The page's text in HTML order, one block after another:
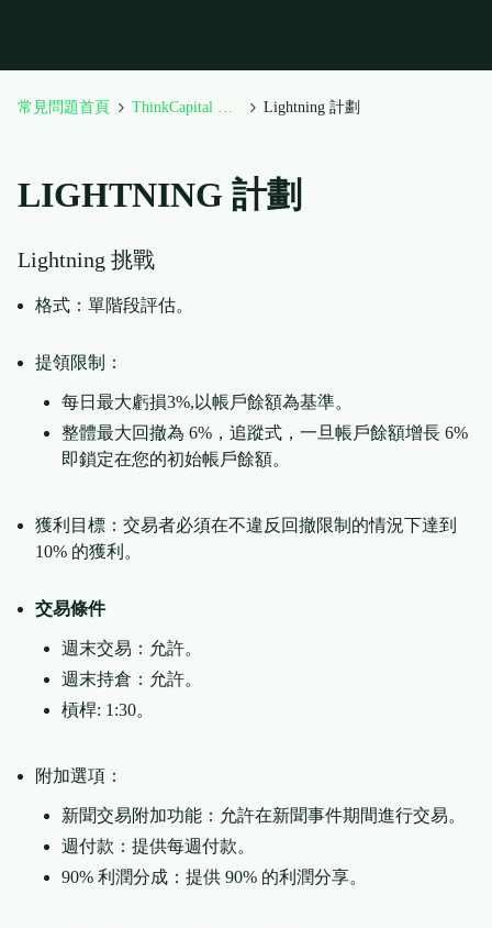
常見問題首頁 ThinkCapital 計劃介紹 Lightning 計劃
LIGHTNING 計劃
Lightning 挑戰
格式：單階段評估。
提領限制：
每日最大虧損3%,以帳戶餘額為基準。
整體最大回撤為 6%，追蹤式，一旦帳戶餘額增長 6%
即鎖定在您的初始帳戶餘額。
獲利目標：交易者必須在不違反回撤限制的情況下達到
10% 的獲利。
交易條件
週末交易：允許。
週末持倉：允許。
槓桿: 1:30。
附加選項：
新聞交易附加功能：允許在新聞事件期間進行交易。
週付款：提供每週付款。
90% 利潤分成：提供 90% 的利潤分享。